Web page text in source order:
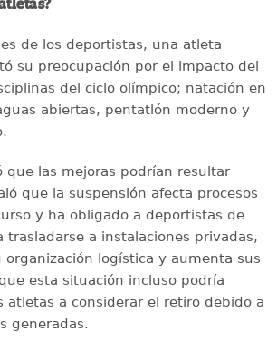
de los deportistas, una atleta
su preocupación por el impacto del
del ciclo olímpico; natación en
abiertas, pentatlón moderno y
que las mejoras podrían resultar
que la suspensión afecta procesos
y ha obligado a deportistas de
trasladarse a instalaciones privadas,
logística y aumenta sus
esta situación incluso podría
atletas a considerar el retiro debido a
generadas.